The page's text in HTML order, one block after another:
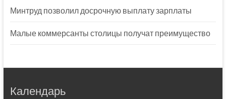
Минтруд позволил досрочную выплату зарплаты
Малые коммерсанты столицы получат преимущество
Календарь